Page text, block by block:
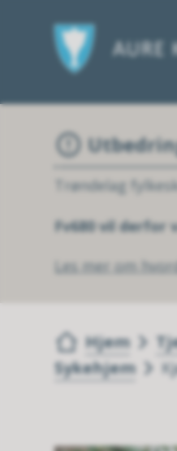
Trøndelag
Fv680 vil derfor
Les mer om
Du er her:
Hjem
Sykehjem